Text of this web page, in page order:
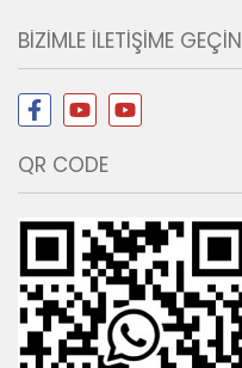
BIZIMLE ILETIŞIME GEÇIN
QR CODE